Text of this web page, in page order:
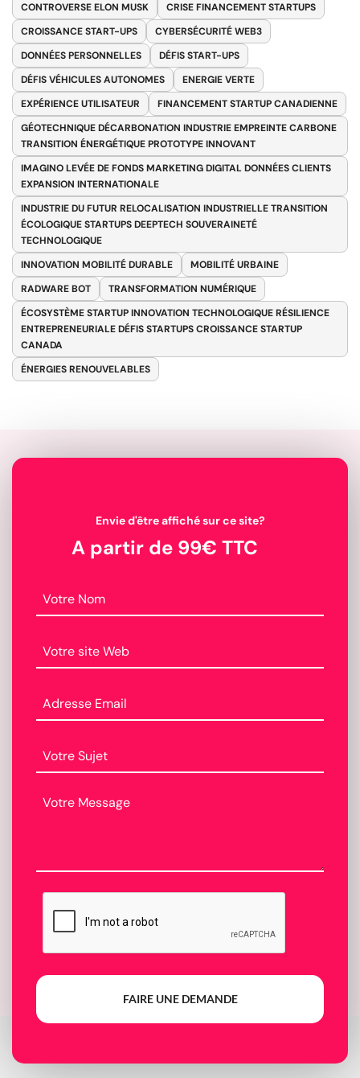
CONTROVERSE ELON MUSK
CRISE FINANCEMENT STARTUPS
CROISSANCE START-UPS
CYBERSÉCURITÉ WEB3
DONNÉES PERSONNELLES
DÉFIS START-UPS
DÉFIS VÉHICULES AUTONOMES
ENERGIE VERTE
EXPÉRIENCE UTILISATEUR
FINANCEMENT STARTUP CANADIENNE
GÉOTECHNIQUE DÉCARBONATION INDUSTRIE EMPREINTE CARBONE
TRANSITION ÉNERGÉTIQUE PROTOTYPE INNOVANT
IMAGINO LEVÉE DE FONDS MARKETING DIGITAL DONNÉES CLIENTS
EXPANSION INTERNATIONALE
INDUSTRIE DU FUTUR RELOCALISATION INDUSTRIELLE TRANSITION
ÉCOLOGIQUE STARTUPS DEEPTECH SOUVERAINETÉ
TECHNOLOGIQUE
INNOVATION MOBILITÉ DURABLE
MOBILITÉ URBAINE
RADWARE BOT
TRANSFORMATION NUMÉRIQUE
ÉCOSYSTÈME STARTUP INNOVATION TECHNOLOGIQUE RÉSILIENCE
ENTREPRENEURIALE DÉFIS STARTUPS CROISSANCE STARTUP
CANADA
ÉNERGIES RENOUVELABLES
Envie d'être affiché sur ce site?
A partir de 99€ TTC
FAIRE UNE DEMANDE